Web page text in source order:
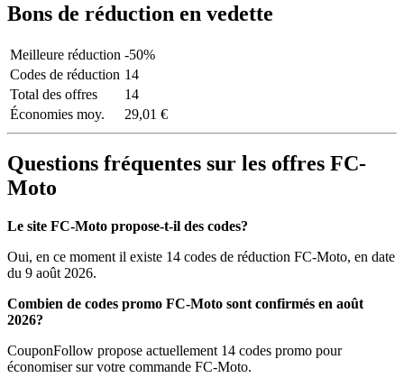
Bons de réduction en vedette
Meilleure réduction -50%
Codes de réduction 14
Total des offres
14
Économies moy.
29,01 €
Questions fréquentes sur les offres FC-
Moto
Le site FC-Moto propose-t-il des codes?
Oui, en ce moment il existe 14 codes de réduction FC-Moto, en date
du 9 août 2026.
Combien de codes promo FC-Moto sont confirmés en août
2026?
CouponFollow propose actuellement 14 codes promo pour
économiser sur votre commande FC-Moto.